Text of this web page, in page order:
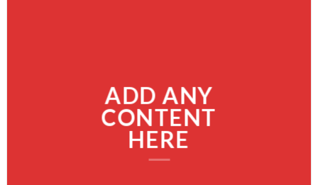
ADD ANY
CONTENT
HERE